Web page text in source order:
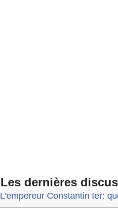
Les dernières
L'empereur Constantin Ier: